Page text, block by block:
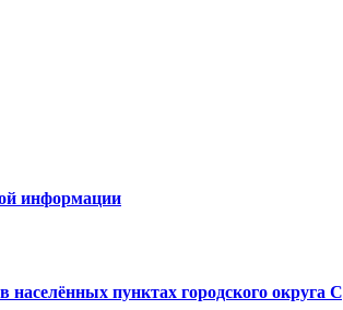
информации
пунктах городского округа